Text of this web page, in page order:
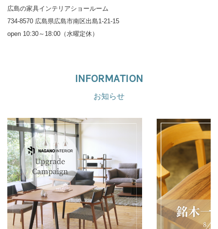
広島の家具インテリアショールーム
734-8570 広島県広島市南区出島1-21-15
open 10:30～18:00（水曜定休）
INFORMATION
お知らせ